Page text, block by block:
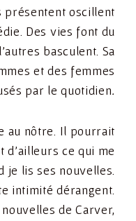
présentent oscillent
Des vies font du
basculent. Sa
et des femmes
par le quotidien.
au nôtre. Il pourrait
d’ailleurs ce qui me
je lis ses nouvelles.
intimité dérangent.
de Carver,